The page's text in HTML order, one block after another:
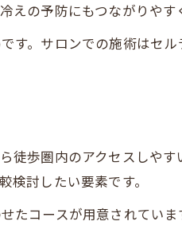
の予防にもつながりやす
す。サロンでの施術はセ
徒歩圏内のアクセスしやす
討したい要素です。
たコースが用意されていま